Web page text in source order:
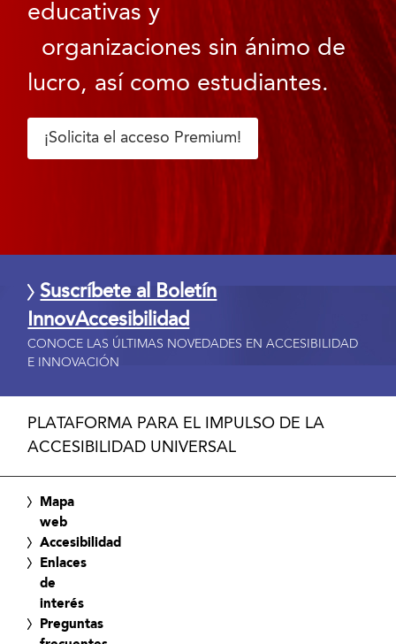
educativas y
organizaciones sin ánimo de
lucro, así como estudiantes.
¡Solicita el acceso Premium!
Suscríbete al Boletín
InnovAccesibilidad
CONOCE LAS ÚLTIMAS NOVEDADES EN ACCESIBILIDAD
E INNOVACIÓN
PLATAFORMA PARA EL IMPULSO DE LA
ACCESIBILIDAD UNIVERSAL
Mapa
web
Accesibilidad
Enlaces
de
interés
Preguntas